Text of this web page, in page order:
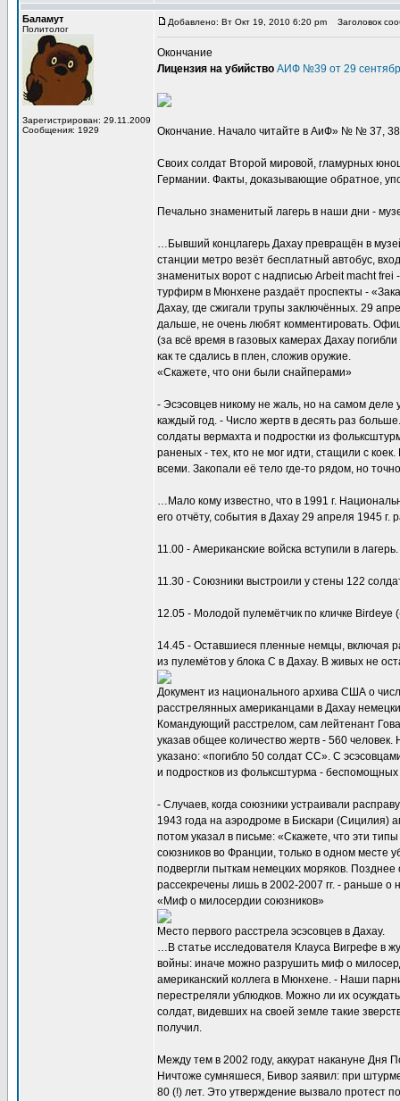
Баламут
Политолог
Зарегистрирован: 29.11.2009
Сообщения: 1929
Добавлено: Вт Окт 19, 2010 6:20 pm Заголовок
Окончание
Лицензия на убийство АИФ №39 от 29
Окончание. Начало читайте в AиФ» № № 37,
Своих солдат Второй мировой, гламурных
Германии. Факты, доказывающие обратное,
Печально знаменитый лагерь в наши дни -
…Бывший концлагерь Дахау превращён в
станции метро везёт бесплатный автобус,
знаменитых ворот с надписью Arbeit macht frei
турфирм в Мюнхене раздаёт проспекты -
Дахау, где сжигали трупы заключённых. 29
дальше, не очень любят комментировать.
(за всё время в газовых камерах Дахау
как те сдались в плен, сложив оружие.
«Скажете, что они были снайперами»
- Эсэсовцев никому не жаль, но на самом деле
каждый год. - Число жертв в десять раз
солдаты вермахта и подростки из
раненых - тех, кто не мог идти, стащили с
всеми. Закопали её тело где-то рядом, но
…Мало кому известно, что в 1991 г.
его отчёту, события в Дахау 29 апреля 1945 г.
11.00 - Американские войска вступили в
11.30 - Союзники выстроили у стены 122
12.05 - Молодой пулемётчик по кличке
14.45 - Оставшиеся пленные немцы, включая
из пулемётов у блока С в Дахау. В живых не
Документ из национального архива США о
расстрелянных американцами в Дахау
Командующий расстрелом, сам лейтенант
указав общее количество жертв - 560
указано: «погибло 50 солдат СС». С
и подростков из фольксштурма -
- Случаев, когда союзники устраивали
1943 года на аэродроме в Бискари (Сицилия)
потом указал в письме: «Скажете, что эти
союзников во Франции, только в одном месте
подвергли пыткам немецких моряков.
рассекречены лишь в 2002-2007 гг. - раньше о
«Миф о милосердии союзников»
Место первого расстрела эсэсовцев в Дахау.
…В статье исследователя Клауса Вигрефе в
войны: иначе можно разрушить миф о
американский коллега в Мюнхене. - Наши
перестреляли ублюдков. Можно ли их
солдат, видевших на своей земле такие
получил.
Между тем в 2002 году, аккурат накануне
Ничтоже сумняшеся, Бивор заявил: при
80 (!) лет. Это утверждение вызвало протест